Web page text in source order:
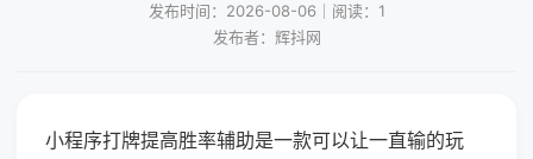
发布时间：2026-08-06｜阅读：1
发布者：辉抖网
小程序打牌提高胜率辅助是一款可以让一直输的玩